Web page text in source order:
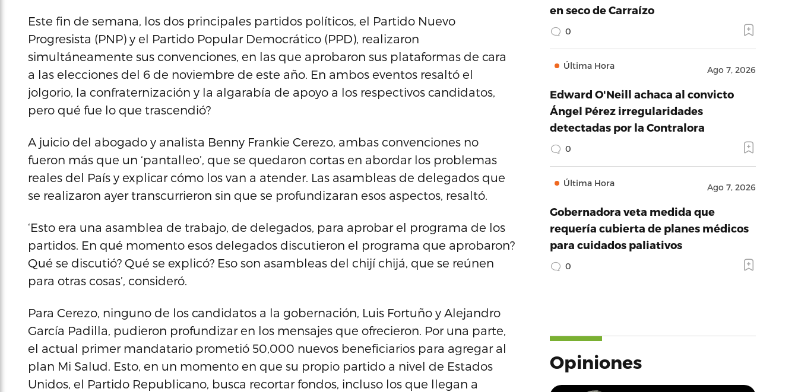
Este fin de semana, los dos principales partidos políticos, el Partido Nuevo
Progresista (PNP) y el Partido Popular Democrático (PPD), realizaron
simultáneamente sus convenciones, en las que aprobaron sus plataformas de cara
a las elecciones del 6 de noviembre de este año. En ambos eventos resaltó el
jolgorio, la confraternización y la algarabía de apoyo a los respectivos candidatos,
pero qué fue lo que trascendió?
A juicio del abogado y analista Benny Frankie Cerezo, ambas convenciones no
fueron más que un ‘pantalleo’, que se quedaron cortas en abordar los problemas
reales del País y explicar cómo los van a atender. Las asambleas de delegados que
se realizaron ayer transcurrieron sin que se profundizaran esos aspectos, resaltó.
‘Esto era una asamblea de trabajo, de delegados, para aprobar el programa de los
partidos. En qué momento esos delegados discutieron el programa que aprobaron?
Qué se discutió? Qué se explicó? Eso son asambleas del chijí chijá, que se reúnen
para otras cosas’, consideró.
Para Cerezo, ninguno de los candidatos a la gobernación, Luis Fortuño y Alejandro
García Padilla, pudieron profundizar en los mensajes que ofrecieron. Por una parte,
el actual primer mandatario prometió 50,000 nuevos beneficiarios para agregar al
plan Mi Salud. Esto, en un momento en que su propio partido a nivel de Estados
Unidos, el Partido Republicano, busca recortar fondos, incluso los que llegan a
en seco de Carraízo
0
Última Hora Ago 7, 2026
Edward O'Neill achaca al convicto
Ángel Pérez irregularidades
detectadas por la Contralora
0
Última Hora Ago 7, 2026
Gobernadora veta medida que
requería cubierta de planes médicos
para cuidados paliativos
0
Opiniones